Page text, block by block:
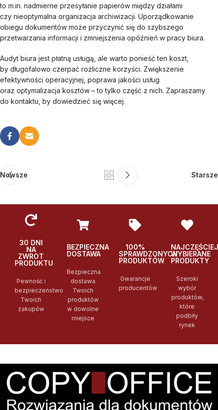
to m.in. nadmierne przesyłanie papierów między działami
czy nieoptymalna organizacja archiwizacji. Uporządkowanie
obiegu dokumentów może przyczynić się do szybszego
przetwarzania informacji i zmniejszenia opóźnień w pracy biura.
Audyt biura jest płatną usługą, ale warto ponieść ten koszt,
by długofalowo czerpać rozliczne korzyści. Zwiększenie
efektywności operacyjnej, poprawa jakości usług
oraz optymalizacja kosztów – to tylko część z nich. Zapraszamy
do kontaktu, by dowiedzieć się więcej.
Nowsze Starsze
30 DNI
NA
ZWROT
PRODUKTU
Pewność i
bezpieczeństwo
Twoich
zakupów
BEZPIECZNA
DOSTAWA
Bezpieczna
dostawa
Twoich
produktów
w dowolne
miejsce
100%
SPRAWDZONYCH
PRODUKTÓW
Gwarancje
producentów
NAJCZĘŚCIEJ
WYBIERANE
PRODUKTY
Szeroki
wybór
produktów,
które
podbiły
rynek